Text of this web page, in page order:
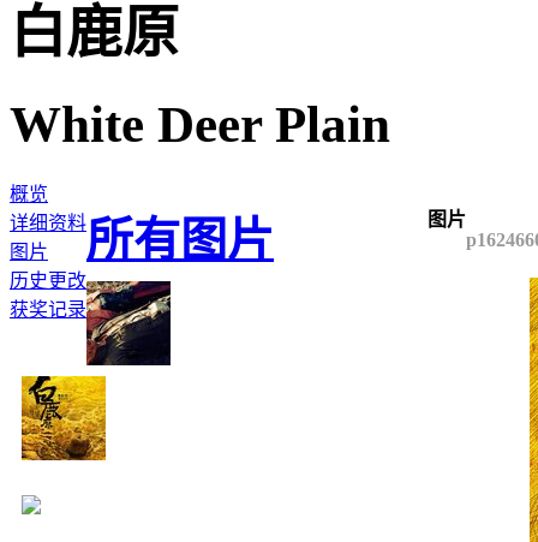
白鹿原
White Deer Plain
概览
详细资料
图片
历史更改
获奖记录
图片
所有图片